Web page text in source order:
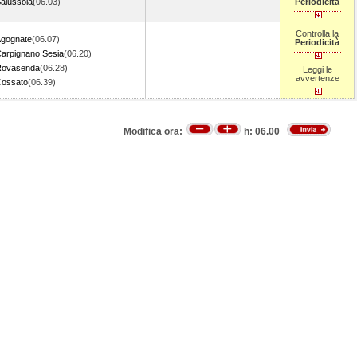
(06.07)
Sesia(06.20)
(06.28)
(06.39)
Controlla la
Periodicità
Leggi le
avvertenze
Modifica ora: h: 06.00